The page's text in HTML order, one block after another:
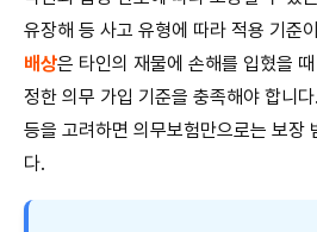
유장해 등 사고 유형에 따라 적용 기준
배상은 타인의 재물에 손해를 입혔을
정한 의무 가입 기준을 충족해야 합니
등을 고려하면 의무보험만으로는 보장
다.